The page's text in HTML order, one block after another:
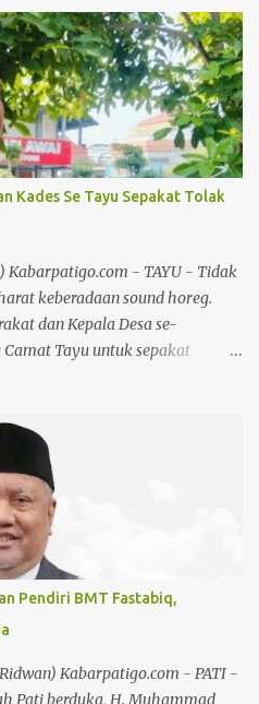
Kanitsosbud Intelkam
Pati, Jumat (7/8/26).
Dewo Pati menyatakan
dengan pertimbangan hukum
berkaitan dengan informasi
suara atau sound system
gangguan terhadap ketertiban
juga: Kemah Jurnalistik,
Pati Baca juga
Chandra: Pembangunan
Kebudayaan ...
Kades Se Tayu Sepakat Tolak
Kabarpatigo.com - TAYU - Tidak
keberadaan sound horeg.
dan Kepala Desa se-
Tayu untuk sepakat
Rifai memaparkan kesepakatan
Kecamatan Tayu.
ormas, kemudian Forum
juga BPD, kemudian
terhadap adanya
ujar Imam Rifai, Selasa
pihaknya bakal melayangkan
Ardhi Chandra agar ikut
Baik saat karnaval maupun
untuk agar dibuat larangan
horeg di Kabupaten Pati,” lanjut
Pendiri BMT Fastabiq,
Kabarpatigo.com - PATI -
Pati berduka, H. Muhammad